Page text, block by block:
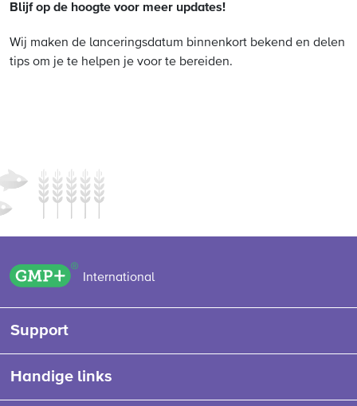
Blijf op de hoogte voor meer updates!
Wij maken de lanceringsdatum binnenkort bekend en delen
tips om je te helpen je voor te bereiden.
GMP+ logo
International
Support
Handige links